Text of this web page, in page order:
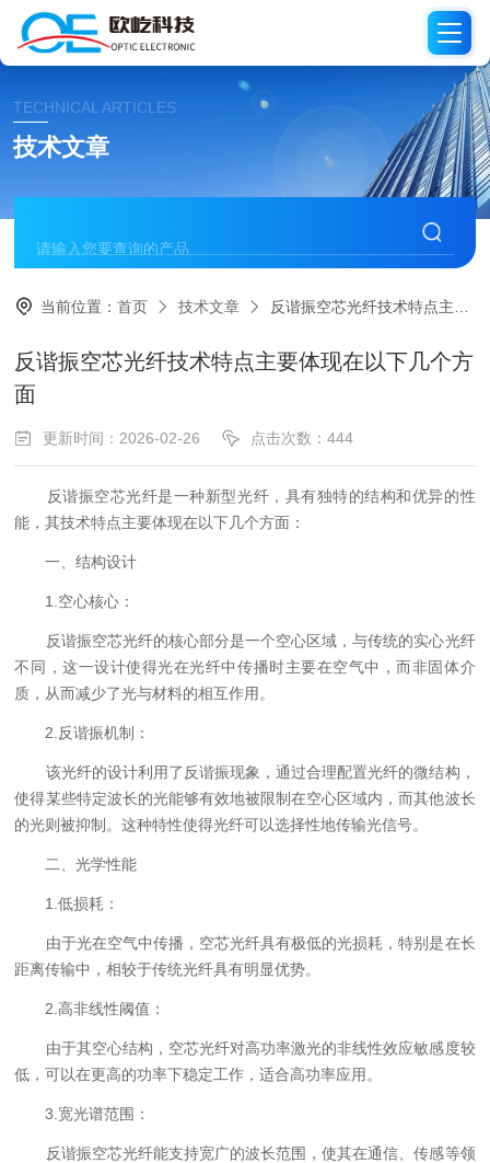
TECHNICAL ARTICLES
技术文章
当前位置：首页 技术文章 反谐振空芯光纤技术特点主要体现在以下几个方面
反谐振空芯光纤技术特点主要体现在以下几个方
面
更新时间：2026-02-26 点击次数：444
反谐振空芯光纤是一种新型光纤，具有独特的结构和优异的性
能，其技术特点主要体现在以下几个方面：
一、结构设计
1.空心核心：
反谐振空芯光纤的核心部分是一个空心区域，与传统的实心光纤
不同，这一设计使得光在光纤中传播时主要在空气中，而非固体介
质，从而减少了光与材料的相互作用。
2.反谐振机制：
该光纤的设计利用了反谐振现象，通过合理配置光纤的微结构，
使得某些特定波长的光能够有效地被限制在空心区域内，而其他波长
的光则被抑制。这种特性使得光纤可以选择性地传输光信号。
二、光学性能
1.低损耗：
由于光在空气中传播，空芯光纤具有极低的光损耗，特别是在长
距离传输中，相较于传统光纤具有明显优势。
2.高非线性阈值：
由于其空心结构，空芯光纤对高功率激光的非线性效应敏感度较
低，可以在更高的功率下稳定工作，适合高功率应用。
3.宽光谱范围：
反谐振空芯光纤能支持宽广的波长范围，使其在通信、传感等领